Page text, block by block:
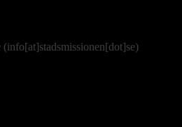
(info[at]stadsmissionen[dot]se)